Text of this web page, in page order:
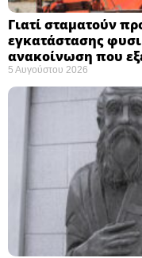
Γιατί σταματούν
εγκατάστασης
ανακοίνωση που
5 Αυγούστου 2026